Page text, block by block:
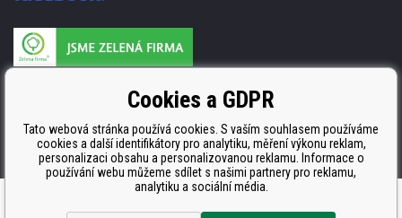
ISO 9001. ISO 14001 a STMC.
Tvorba a pronájem eshopůBINARGON.cz
Cookies a GDPR
Tato webová stránka používá cookies. S vaším souhlasem používáme
cookies a další identifikátory pro analytiku, měření výkonu reklam,
personalizaci obsahu a personalizovanou reklamu. Informace o
používání webu můžeme sdílet s našimi partnery pro reklamu,
analytiku a sociální média.